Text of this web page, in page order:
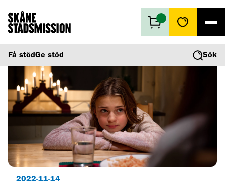
Få stödGe stöd Sök
Få stöd
Ge stöd
Vad vi gör
Second hand
Om oss
2022-11-14